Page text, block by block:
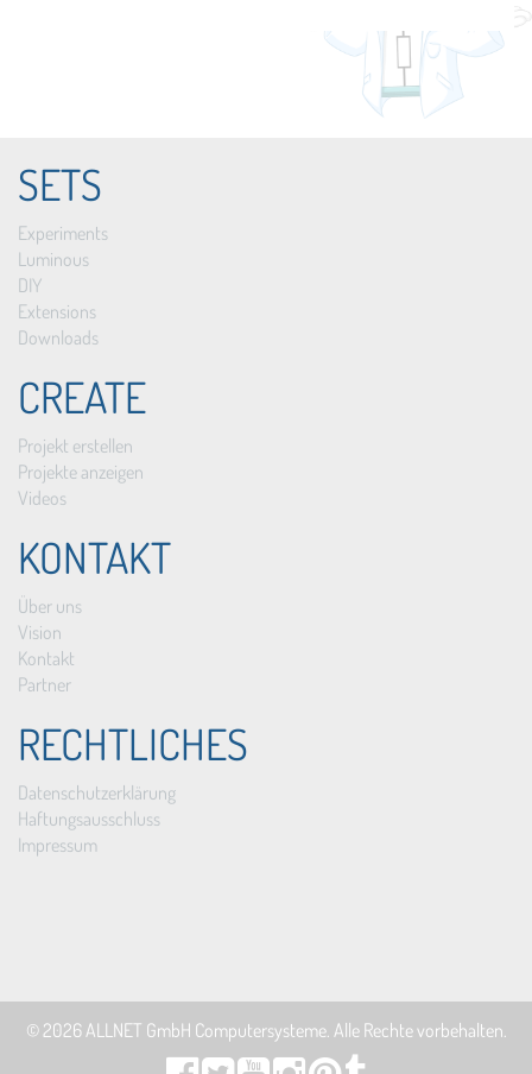
SETS
Experiments
Luminous
DIY
Extensions
Downloads
CREATE
Projekt erstellen
Projekte anzeigen
Videos
KONTAKT
Über uns
Vision
Kontakt
Partner
RECHTLICHES
Datenschutzerklärung
Haftungsausschluss
Impressum
© 2026ALLNET GmbH Computersysteme. Alle Rechte vorbehalten.